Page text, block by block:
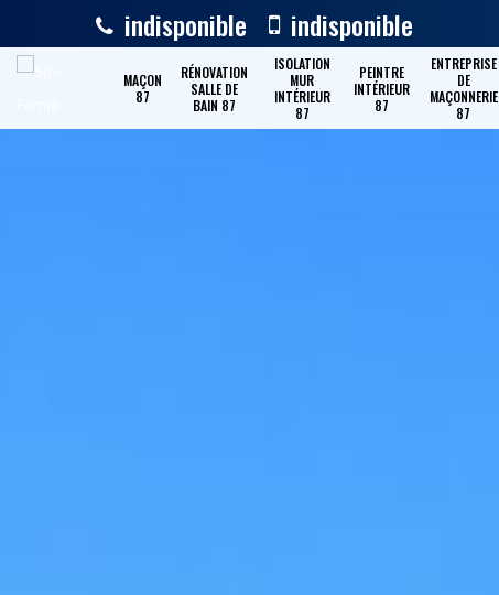
indisponible indisponible
MAÇON
87
RÉNOVATION
SALLE DE
BAIN 87
ISOLATION
MUR
INTÉRIEUR
87
PEINTRE
INTÉRIEUR
87
ENTREPRISE
DE
MAÇONNERIE
87